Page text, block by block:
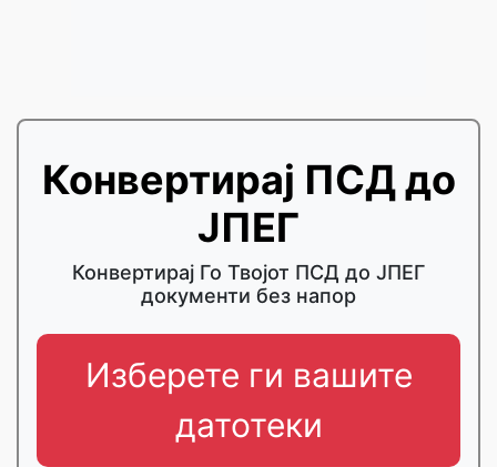
Конвертирај ПСД до
ЈПЕГ
Конвертирај Го Твојот ПСД до ЈПЕГ
документи без напор
Изберете ги вашите
датотеки